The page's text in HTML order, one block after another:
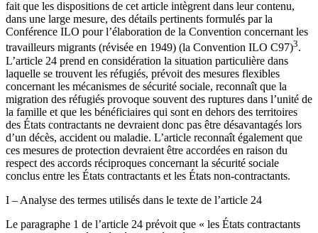
fait que les dispositions de cet article intègrent dans leur contenu,
dans une large mesure, des détails pertinents formulés par la
Conférence ILO pour l’élaboration de la Convention concernant les
travailleurs migrants (révisée en 1949) (la Convention ILO C97)3.
L’article 24 prend en considération la situation particulière dans
laquelle se trouvent les réfugiés, prévoit des mesures flexibles
concernant les mécanismes de sécurité sociale, reconnaît que la
migration des réfugiés provoque souvent des ruptures dans l’unité de
la famille et que les bénéficiaires qui sont en dehors des territoires
des États contractants ne devraient donc pas être désavantagés lors
d’un décès, accident ou maladie. L’article reconnaît également que
ces mesures de protection devraient être accordées en raison du
respect des accords réciproques concernant la sécurité sociale
conclus entre les États contractants et les États non-contractants.
I – Analyse des termes utilisés dans le texte de l’article 24
Le paragraphe 1 de l’article 24 prévoit que « les États contractants